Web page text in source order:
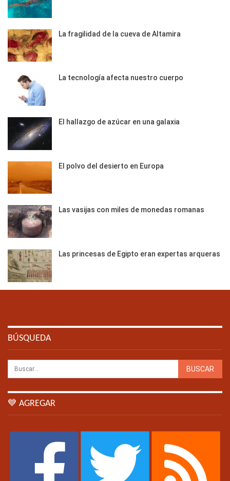
La fragilidad de la cueva de Altamira
La tecnología afecta nuestro cuerpo
El hallazgo de azúcar en una galaxia
El polvo del desierto en Europa
Las vasijas con miles de monedas romanas
Las princesas de Egipto eran expertas arqueras
BÚSQUEDA
💙 AGREGAR